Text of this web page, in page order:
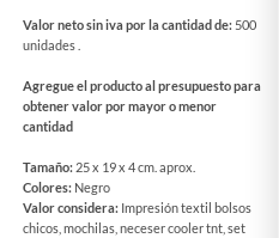
Valor neto sin iva por la cantidad de: 500
unidades .
Agregue el producto al presupuesto para
obtener valor por mayor o menor
cantidad
Tamaño: 25 x 19 x 4 cm. aprox.
Colores: Negro
Valor considera: Impresión textil bolsos
chicos, mochilas, neceser cooler tnt, set